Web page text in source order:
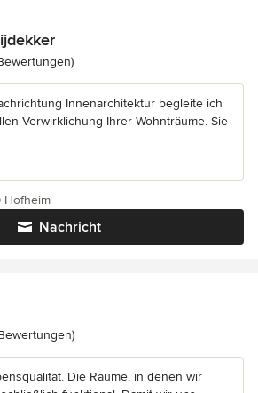
5 von 5 Sternen
Innenarchitektur begleite ich
Verwirklichung Ihrer Wohnträume. Sie
Nachricht
Hofheim
5 von 5 Sternen
Die Räume, in denen wir